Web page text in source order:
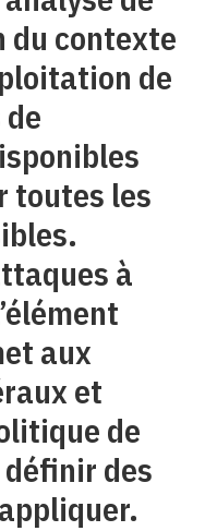
du contexte
de
toutes les
à
aux
et
de
des